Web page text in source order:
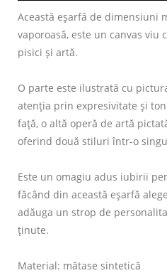
Această eșarfă de dimensiuni
vaporoasă, este un canvas
pisici și artă.
O parte este ilustrată cu
atenția prin expresivitate și
față, o altă operă de artă
oferind două stiluri într-o
Este un omagiu adus iubirii
făcând din această eșarfă
adăuga un strop de
ținute.
Material: mătase sintetică